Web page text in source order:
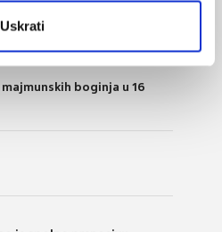
Uskrati
HIV i 7 SPI
boginja u 16